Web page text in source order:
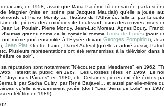
ans, en 1958, avant que Maria Pacôme fût consacrée par la
Magnier (mise en scène par Jacques Mauclair) qu’elle a jouée
et Pierre Mondy au Théâtre de l’Athénée. Elle a, par la
de pièces, des comédies de boulevard, dans des œuvres mises
Le Poulain, Pierre Mondy, Jean-Luc Moreau, Agnès Boury,
grands noms de la comédie comme
Louis de Funès (pour
ont même joué ensemble à l’Élysée devantGeorges Pompidou),
Jean Piat, Odette Laure, Daniel Auteuil (qu’elle a adoré aussi),
Plusieurs représentations ont été retransmises à la télévision dans
ce soir".
réputation sont notamment "N’écoutez pas, Mesdames" en 1962,
"Interdit au public" en 1967, "Les Grosses Têtes" en 1969, "Le
"Joyeuses Pâques" en 1980, etc. Certaines pièces ont été écrites
par Sacha Guitry, par René Barjavel… et aussi par elle-même
qu’elle a évidemment jouée (dont "Les Seins de Lola" en
en téléfilm en 1989).